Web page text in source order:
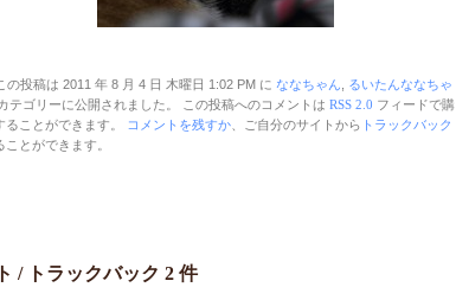
の投稿は 2011 年 8 月 4 日 木曜日 1:02 PM に ななちゃん
るいたんななちゃ
テゴリーに公開されました。 この投稿へのコメントは RSS 2.0 フィードで購
ることができます。
コメントを残すか 、ご自分のサイトから トラックバック
ことができます。
/ トラックバック 2 件